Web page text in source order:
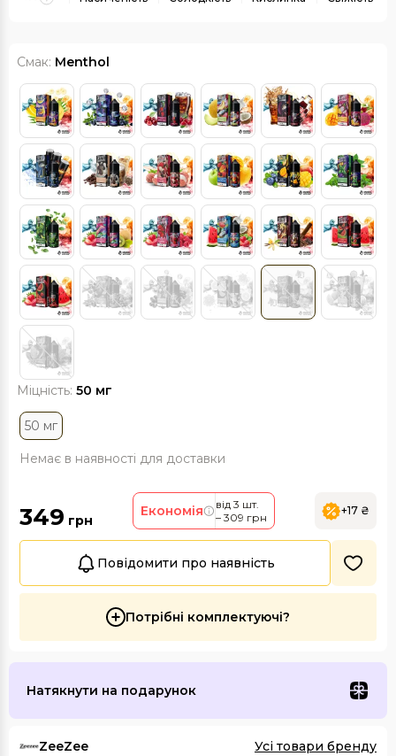
Смак: Menthol
Міцність: 50 мг
50 мг
Немає в наявності для доставки
349 грн
Економія
від 3 шт.
– 309 грн
+17 ₴
Повідомити про наявність
Потрібні комплектуючі?
Натякнути на подарунок
ZeeZee Усі товари бренду